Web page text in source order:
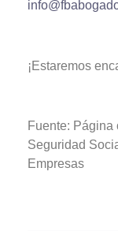
¡Estaremos
Fuente:
Seguridad
Empresas